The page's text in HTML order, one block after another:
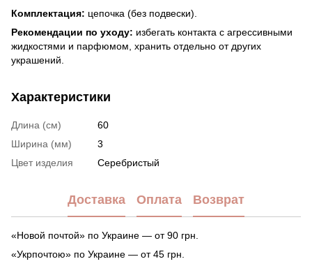
Комплектация: цепочка (без подвески).
Рекомендации по уходу: избегать контакта с агрессивными
жидкостями и парфюмом, хранить отдельно от других
украшений.
Характеристики
Длина (см)
60
Ширина (мм)
3
Цвет изделия
Серебристый
Доставка Оплата Возврат
«Новой почтой» по Украине — от 90 грн.
«Укрпочтою» по Украине — от 45 грн.